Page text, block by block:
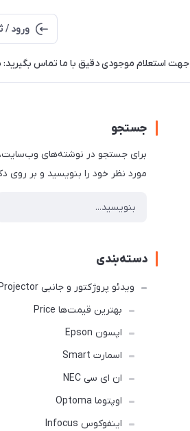
ورود /
جهت استعلام موجودی دقیق با ما تماس بگیرید: 09023230455
جستجو
برای جستجو در نوشته‌های
مورد نظر خود را بنویسید و بر روی
دسته‌بندی
ویدئو پروژکتور و جانبی Projector
بهترین قیمت‌ها Price
اپسون Epson
اسمارت Smart
ان ای سی NEC
اوپتوما Optoma
اینفوکوس Infocus